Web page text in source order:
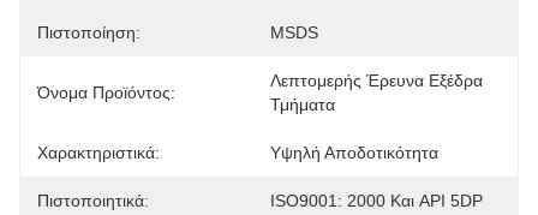
Πιστοποίηση: MSDS
Όνομα Προϊόντος:
Λεπτομερής Έρευνα Εξέδρα
Τμήματα
Χαρακτηριστικά: Υψηλή Αποδοτικότητα
Πιστοποιητικά: ISO9001: 2000 Και API 5DP